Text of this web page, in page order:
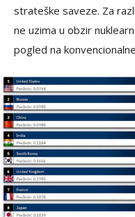
strateške saveze. Za
ne uzima u obzir
pogled na